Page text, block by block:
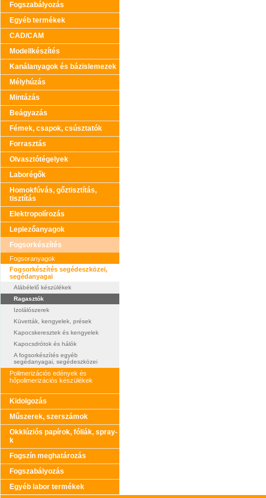
Fogszabályozás
Egyéb termékek
CAD/CAM
Modellkészítés
Kanálanyagok és bázislemezek
Mélyhúzás
Mintázás
Beágyazás
Fémek, csapok, csúsztatók
Forrasztás
Olvasztótégelyek
Laborégők
Homokfúvás, gőztisztítás,
tisztítás
Elektropolírozás
Leplezőanyagok
Fogsorkészítés
Fogsoranyagok
Fogsorkészítés segédeszközei,
segédanyagai
Alábélelő készülékek
Ragasztók
Izolálószerek
Küvetták, kengyelek, prések
Kapocskeresztek és kengyelek
Kapocsdrótok és hálók
A fogsorkészítés egyéb
segédanyagai, segédeszközei
Polimerizációs edények és
hőpolimerizációs készülékek
Kidolgozás
Műszerek, szerszámok
Okklúziós papírok, fóliák, spray-
k
Fogszín meghatározás
Fogszabályozás
Egyéb labor termékek